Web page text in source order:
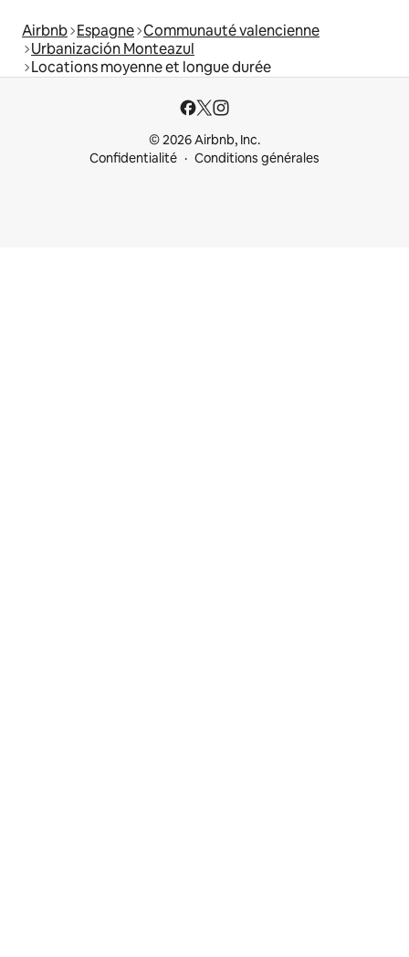
Airbnb Espagne Communauté valencienne
Urbanización Monteazul
Locations moyenne et longue durée
© 2026 Airbnb, Inc.
Confidentialité
Conditions générales